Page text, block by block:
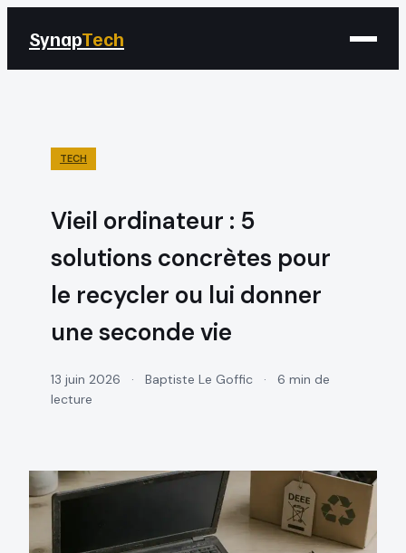
SynapTech
TECH
Vieil ordinateur : 5
solutions concrètes pour
le recycler ou lui donner
une seconde vie
13 juin 2026 · Baptiste Le Goffic ·
6 min de
lecture